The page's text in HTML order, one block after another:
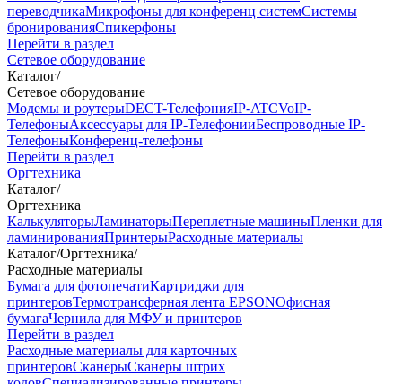
переводчикаМикрофоны для конференц системСистемы
бронированияСпикерфоны
Перейти в раздел
Сетевое оборудование
Каталог/
Сетевое оборудование
Модемы и роутерыDECT-ТелефонияIP-ATCVoIP-
ТелефоныАксессуары для IP-ТелефонииБеспроводные IP-
ТелефоныКонференц-телефоны
Перейти в раздел
Оргтехника
Каталог/
Оргтехника
КалькуляторыЛаминаторыПереплетные машиныПленки для
ламинированияПринтерыРасходные материалы
Каталог/Оргтехника/
Расходные материалы
Бумага для фотопечатиКартриджи для
принтеровТермотрансферная лента EPSONОфисная
бумагаЧернила для МФУ и принтеров
Перейти в раздел
Расходные материалы для карточных
принтеровСканерыСканеры штрих